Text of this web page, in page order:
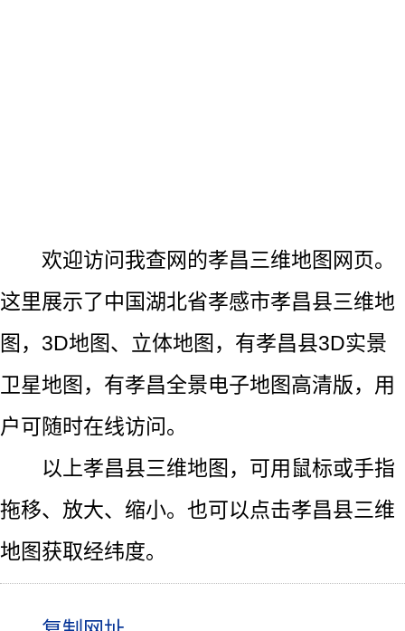
欢迎访问我查网的孝昌三维地图网页。
这里展示了中国湖北省孝感市孝昌县三维地
图，3D地图、立体地图，有孝昌县3D实景
卫星地图，有孝昌全景电子地图高清版，用
户可随时在线访问。
以上孝昌县三维地图，可用鼠标或手指
拖移、放大、缩小。也可以点击孝昌县三维
地图获取经纬度。